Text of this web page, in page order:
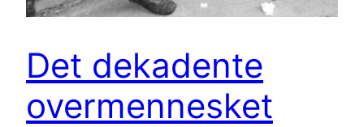
Det dekadente
overmennesket